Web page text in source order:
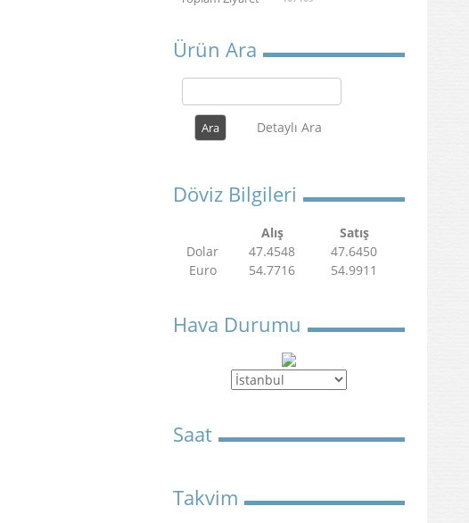
Ürün Ara
Detaylı Ara
Döviz Bilgileri
Alış
Satış
Dolar
47.4548
47.6450
Euro
54.7716 54.9911
Hava Durumu
Saat
Takvim